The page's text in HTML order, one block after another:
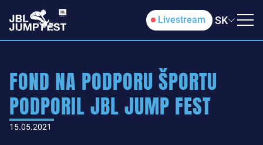
Livestream SK
FOND NA PODPORU ŠPORTU
PODPORIL JBL JUMP FEST
15.05.2021